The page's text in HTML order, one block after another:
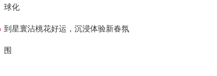
球化
到星寰沾桃花好运，沉浸体验新春氛
围